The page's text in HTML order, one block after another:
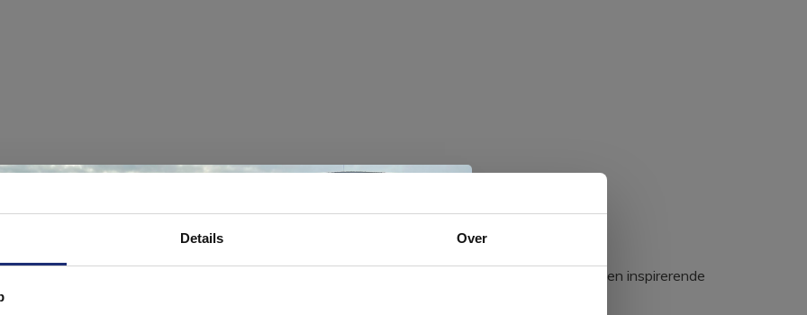
Details Over
#mijndroombadkamer
op Instagram met #mijndroombadkamer en tag @megadumpnl. Samen bouwen we een inspirerende
Ontdek 21 complete badkamers in onze
je inspireren door 21 volledig ingerichte badkameropstellingen – van